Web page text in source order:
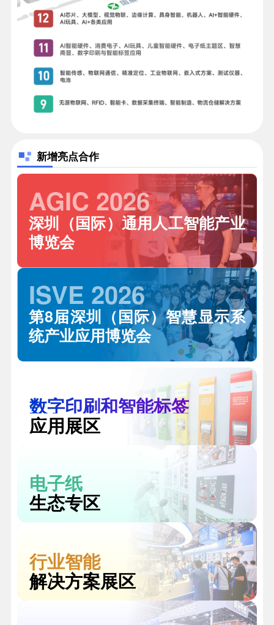
新增亮点合作
AGIC 2026
深圳（国际）通用人工智能产业
博览会
ISVE 2026
第8届深圳（国际）智慧显示系
统产业应用博览会
数字印刷和智能标签
应用展区
电子纸
生态专区
行业智能
解决方案展区